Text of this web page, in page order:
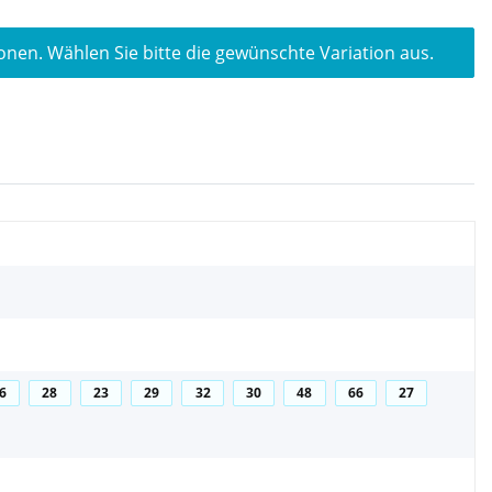
Wählen Sie bitte die gewünschte Variation aus.
28 23 29 32 30 48 66
27